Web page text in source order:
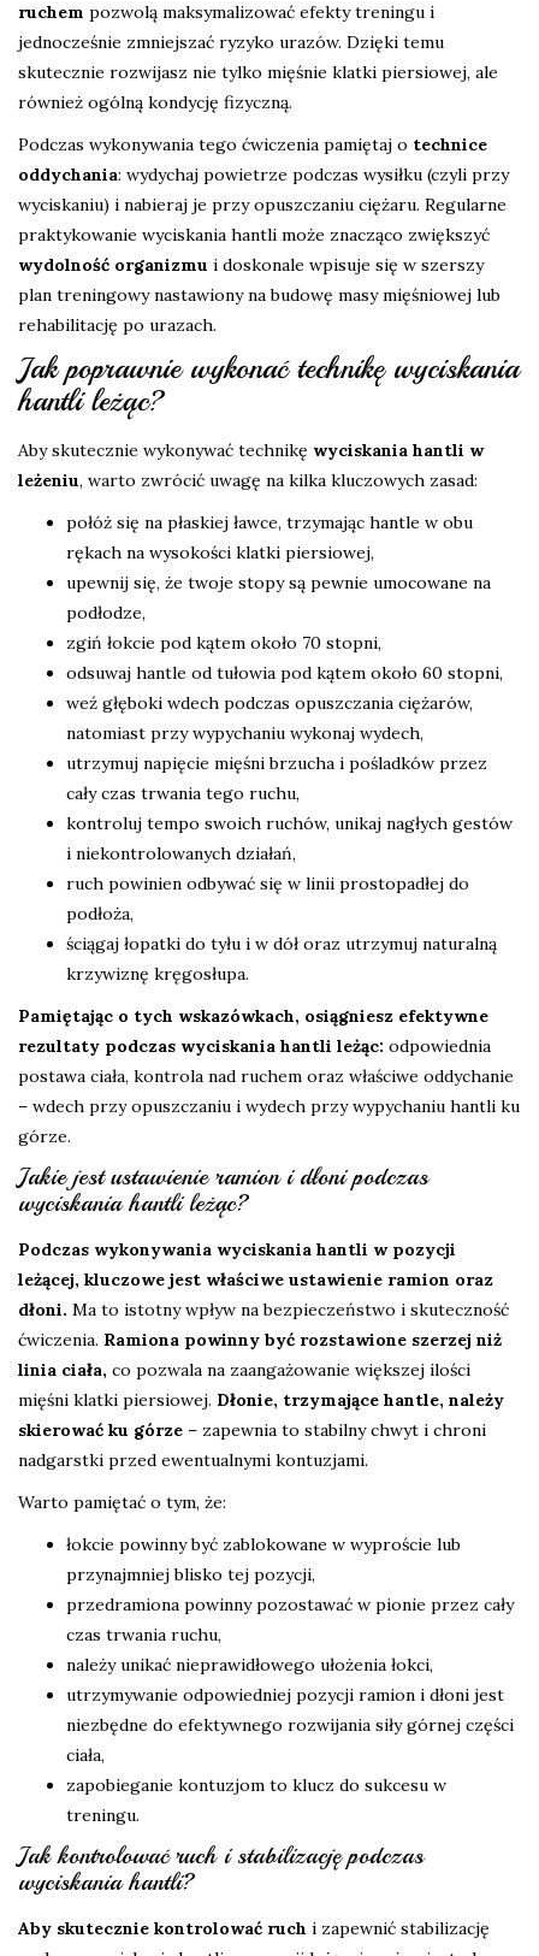
ruchem pozwolą maksymalizować efekty treningu i
jednocześnie zmniejszać ryzyko urazów. Dzięki temu
skutecznie rozwijasz nie tylko mięśnie klatki piersiowej, ale
również ogólną kondycję fizyczną.
Podczas wykonywania tego ćwiczenia pamiętaj o technice
oddychania: wydychaj powietrze podczas wysiłku (czyli przy
wyciskaniu) i nabieraj je przy opuszczaniu ciężaru. Regularne
praktykowanie wyciskania hantli może znacząco zwiększyć
wydolność organizmu i doskonale wpisuje się w szerszy
plan treningowy nastawiony na budowę masy mięśniowej lub
rehabilitację po urazach.
Jak poprawnie wykonać technikę wyciskania
hantli leżąc?
Aby skutecznie wykonywać technikę wyciskania hantli w
leżeniu, warto zwrócić uwagę na kilka kluczowych zasad:
połóż się na płaskiej ławce, trzymając hantle w obu
rękach na wysokości klatki piersiowej,
upewnij się, że twoje stopy są pewnie umocowane na
podłodze,
zgiń łokcie pod kątem około 70 stopni,
odsuwaj hantle od tułowia pod kątem około 60 stopni,
weź głęboki wdech podczas opuszczania ciężarów,
natomiast przy wypychaniu wykonaj wydech,
utrzymuj napięcie mięśni brzucha i pośladków przez
cały czas trwania tego ruchu,
kontroluj tempo swoich ruchów, unikaj nagłych gestów
i niekontrolowanych działań,
ruch powinien odbywać się w linii prostopadłej do
podłoża,
ściągaj łopatki do tyłu i w dół oraz utrzymuj naturalną
krzywiznę kręgosłupa.
Pamiętając o tych wskazówkach, osiągniesz efektywne
rezultaty podczas wyciskania hantli leżąc: odpowiednia
postawa ciała, kontrola nad ruchem oraz właściwe oddychanie
– wdech przy opuszczaniu i wydech przy wypychaniu hantli ku
górze.
Jakie jest ustawienie ramion i dłoni podczas
wyciskania hantli leżąc?
Podczas wykonywania wyciskania hantli w pozycji
leżącej, kluczowe jest właściwe ustawienie ramion oraz
dłoni. Ma to istotny wpływ na bezpieczeństwo i skuteczność
ćwiczenia. Ramiona powinny być rozstawione szerzej niż
linia ciała, co pozwala na zaangażowanie większej ilości
mięśni klatki piersiowej. Dłonie, trzymające hantle, należy
skierować ku górze – zapewnia to stabilny chwyt i chroni
nadgarstki przed ewentualnymi kontuzjami.
Warto pamiętać o tym, że:
łokcie powinny być zablokowane w wyproście lub
przynajmniej blisko tej pozycji,
przedramiona powinny pozostawać w pionie przez cały
czas trwania ruchu,
należy unikać nieprawidłowego ułożenia łokci,
utrzymywanie odpowiedniej pozycji ramion i dłoni jest
niezbędne do efektywnego rozwijania siły górnej części
ciała,
zapobieganie kontuzjom to klucz do sukcesu w
treningu.
Jak kontrolować ruch i stabilizację podczas
wyciskania hantli?
Aby skutecznie kontrolować ruch i zapewnić stabilizację